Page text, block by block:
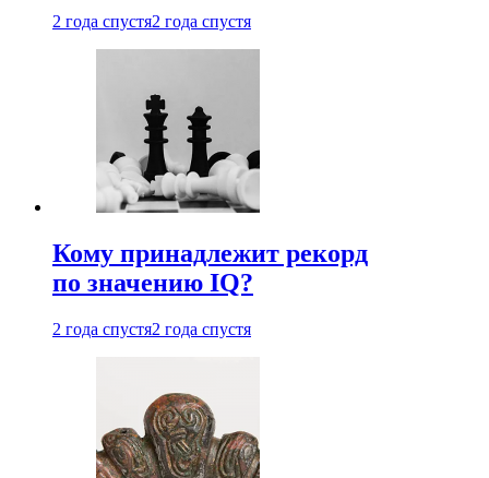
2 года спустя2 года спустя
Кому принадлежит рекорд
по значению IQ?
2 года спустя2 года спустя